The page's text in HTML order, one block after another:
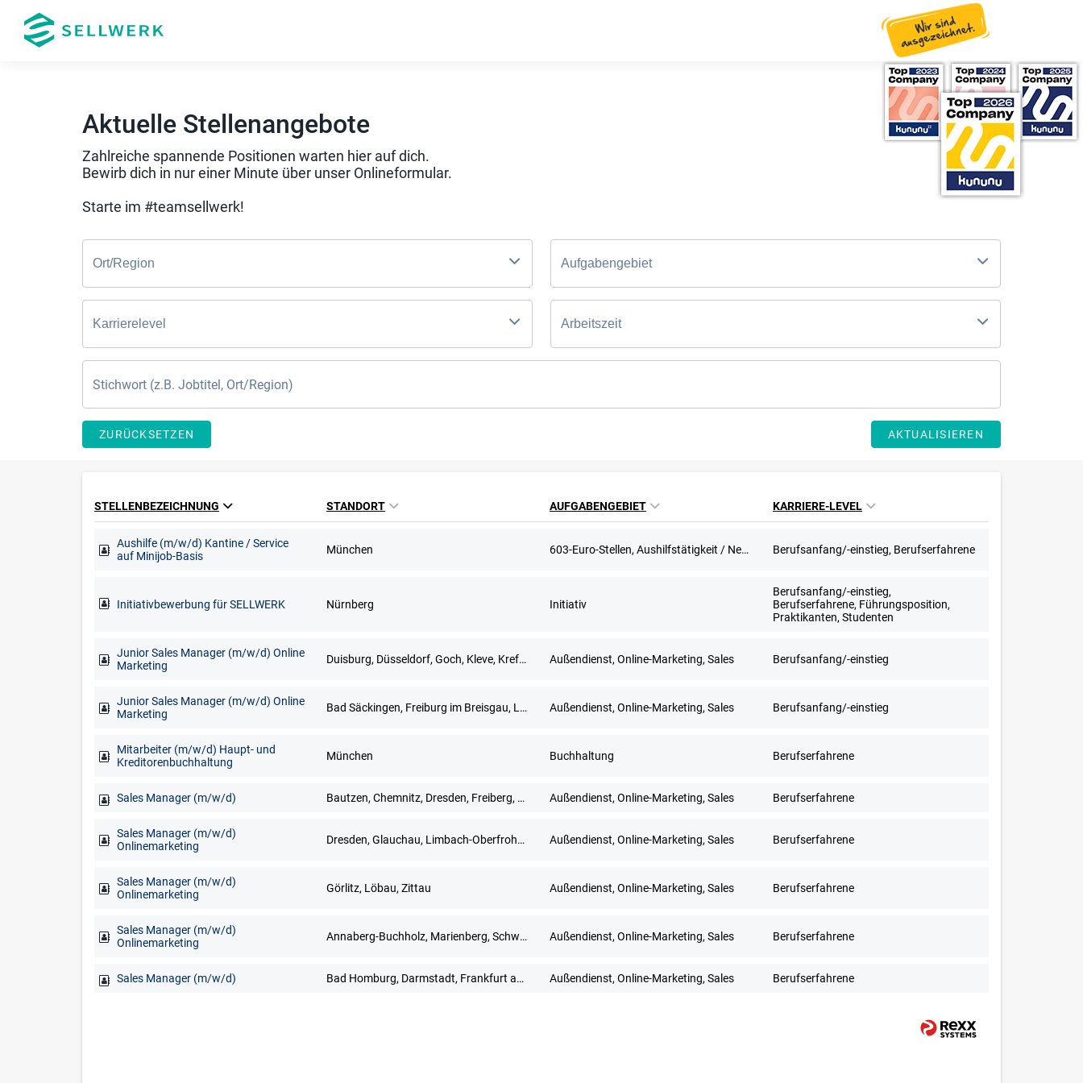
Aktuelle Stellenangebote
Zahlreiche spannende Positionen warten hier auf dich.
Bewirb dich in nur einer Minute über unser Onlineformular.
Starte im #teamsellwerk!
Ort/Region Aufgabengebiet
Karrierelevel Arbeitszeit
ZURÜCKSETZEN AKTUALISIEREN
STELLENBEZEICHNUNG STANDORT AUFGABENGEBIET KARRIERE-LEVEL
Aushilfe (m/w/d) Kantine / Service
auf Minijob-Basis
München 603-Euro-Stellen, Aushilfstätigkeit / Nebenjob Berufsanfang/-einstieg, Berufserfahrene
Initiativbewerbung für SELLWERK Nürnberg Initiativ
Berufsanfang/-einstieg,
Berufserfahrene, Führungsposition,
Praktikanten, Studenten
Junior Sales Manager (m/w/d) Online
Marketing
Duisburg, Düsseldorf, Goch, Kleve, Krefeld, Meerbusch, Remscheid, Solingen, Wuppertal Außendienst, Online-Marketing, Sales Berufsanfang/-einstieg
Junior Sales Manager (m/w/d) Online
Marketing
Bad Säckingen, Freiburg im Breisgau, Lörrach, Waldshut-Tiengen Außendienst, Online-Marketing, Sales Berufsanfang/-einstieg
Mitarbeiter (m/w/d) Haupt- und
Kreditorenbuchhaltung
München Buchhaltung Berufserfahrene
Sales Manager (m/w/d) Bautzen, Chemnitz, Dresden, Freiberg, Gera, Görlitz, Meißen, Mittweida, Pirna, Plauen, Zwickau Außendienst, Online-Marketing, Sales Berufserfahrene
Sales Manager (m/w/d)
Onlinemarketing
Dresden, Glauchau, Limbach-Oberfrohna, Meerane, Plauen, Zwickau Außendienst, Online-Marketing, Sales Berufserfahrene
Sales Manager (m/w/d)
Onlinemarketing
Görlitz, Löbau, Zittau Außendienst, Online-Marketing, Sales Berufserfahrene
Sales Manager (m/w/d)
Onlinemarketing
Annaberg-Buchholz, Marienberg, Schwarzenberg/Erzgebirge Außendienst, Online-Marketing, Sales Berufserfahrene
Sales Manager (m/w/d) Bad Homburg, Darmstadt, Frankfurt am Main, Hanau, Limburg an der Lahn, Mainz, Neu-Isenburg, Offenbach am Main, Rüsselsheim, Wiesbaden Außendienst, Online-Marketing, Sales Berufserfahrene